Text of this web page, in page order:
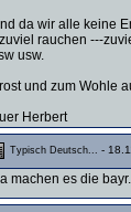
da wir alle keine
rauchen ---
usw.
und zum Wohle
Herbert
Typisch Deutsch... -
machen es die